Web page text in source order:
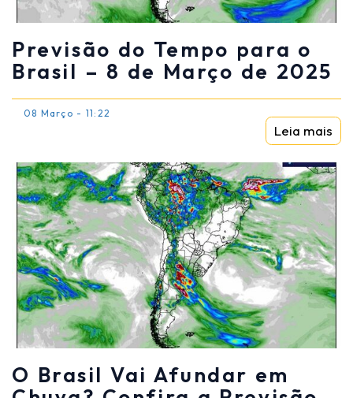
Previsão do Tempo para o
Brasil – 8 de Março de 2025
08 Março - 11:22
Leia mais
O Brasil Vai Afundar em